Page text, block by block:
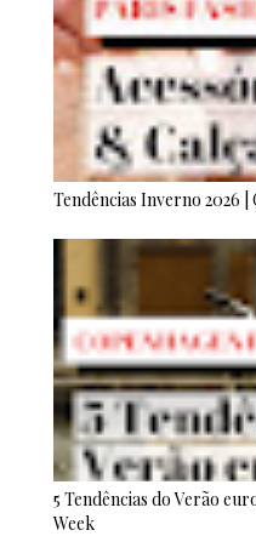
Tendências Inverno 2026
5 Tendências do Verão
Week